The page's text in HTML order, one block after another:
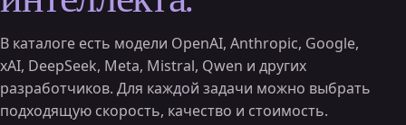
В каталоге есть модели OpenAI, Anthropic, Google,
xAI, DeepSeek, Meta, Mistral, Qwen и других
разработчиков. Для каждой задачи можно выбрать
подходящую скорость, качество и стоимость.